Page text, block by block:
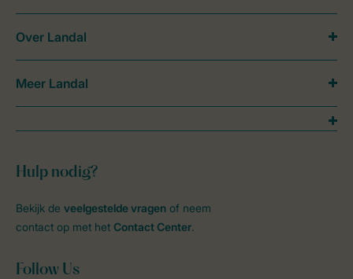
Hulp nodig?
Bekijk de veelgestelde vragen of neem
contact op met het Contact Center.
Follow Us
Over Landal
Meer Landal